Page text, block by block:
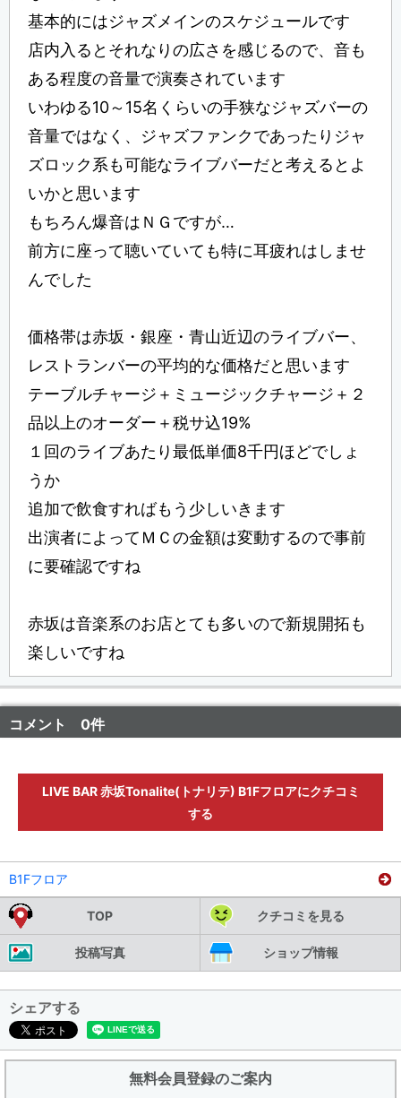
基本的にはジャズメインのスケジュールです
店内入るとそれなりの広さを感じるので、音も
ある程度の音量で演奏されています
いわゆる10～15名くらいの手狭なジャズバーの
音量ではなく、ジャズファンクであったりジャ
ズロック系も可能なライブバーだと考えるとよ
いかと思います
もちろん爆音はＮＧですが…
前方に座って聴いていても特に耳疲れはしませ
んでした
価格帯は赤坂・銀座・青山近辺のライブバー、
レストランバーの平均的な価格だと思います
テーブルチャージ＋ミュージックチャージ＋２
品以上のオーダー＋税サ込19%
１回のライブあたり最低単価8千円ほどでしょ
うか
追加で飲食すればもう少しいきます
出演者によってＭＣの金額は変動するので事前
に要確認ですね
赤坂は音楽系のお店とても多いので新規開拓も
楽しいですね
コメント 0件
LIVE BAR 赤坂Tonalite(トナリテ) B1Fフロアにクチコミ
する
B1Fフロア
TOP クチコミを見る
投稿写真 ショップ情報
シェアする
無料会員登録のご案内